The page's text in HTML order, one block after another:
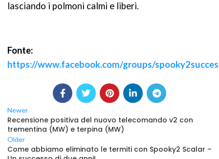
lasciando i polmoni calmi e liberi.
Fonte:
https://www.facebook.com/groups/
Newer
Recensione positiva del nuovo telecomando v2 con
trementina (MW) e terpina (MW)
Older
Come abbiamo eliminato le termiti con Spooky2 Scalar –